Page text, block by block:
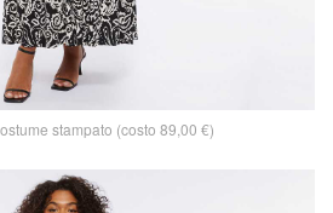
stampato (costo 89,00 €)